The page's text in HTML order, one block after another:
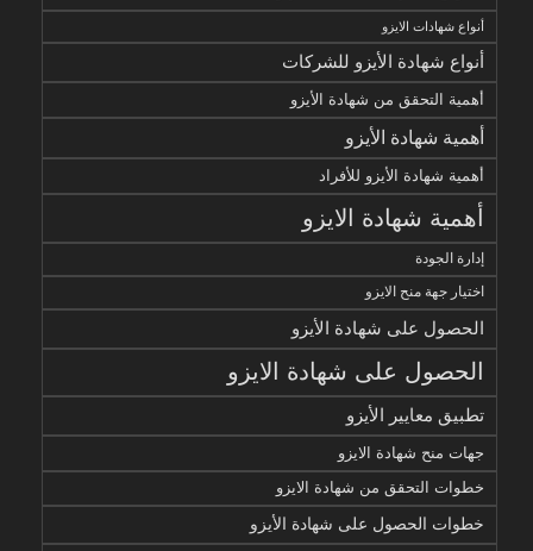
أنواع شهادات الايزو
أنواع شهادة الأيزو للشركات
أهمية التحقق من شهادة الأيزو
أهمية شهادة الأيزو
أهمية شهادة الأيزو للأفراد
أهمية شهادة الايزو
إدارة الجودة
اختيار جهة منح الايزو
الحصول على شهادة الأيزو
الحصول على شهادة الايزو
تطبيق معايير الأيزو
جهات منح شهادة الايزو
خطوات التحقق من شهادة الايزو
خطوات الحصول على شهادة الأيزو